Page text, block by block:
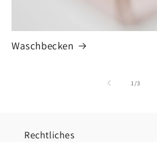
Waschbecken
1 /von
3
Rechtliches